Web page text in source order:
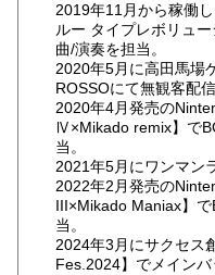
2019年11月から稼働
ルー タイプレボリュ
曲/演奏を担当。
2020年5月に高田馬場
ROSSOにて無観客配
2020年4月発売の
Ⅳ×Mikado remix】で
当。
2021年5月にワンマン
2022年2月発売の
III×Mikado Maniax】
当。
2024年3月にサクセス
Fes.2024】でメインバ